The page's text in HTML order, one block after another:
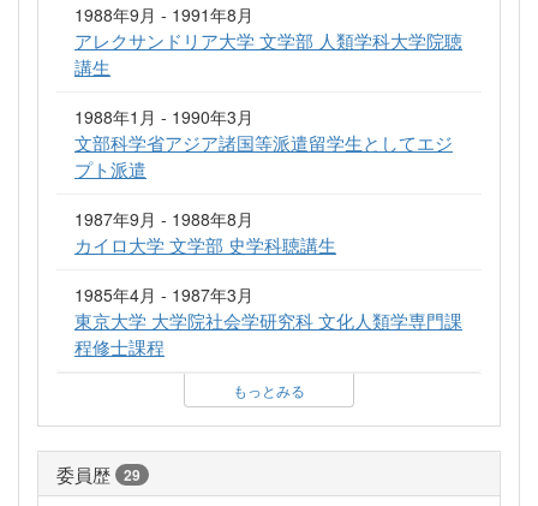
1988年9月 - 1991年8月
アレクサンドリア大学 文学部 人類学科大学院聴
講生
1988年1月 - 1990年3月
文部科学省アジア諸国等派遣留学生としてエジ
プト派遣
1987年9月 - 1988年8月
カイロ大学 文学部 史学科聴講生
1985年4月 - 1987年3月
東京大学 大学院社会学研究科 文化人類学専門課
程修士課程
もっとみる
委員歴 29